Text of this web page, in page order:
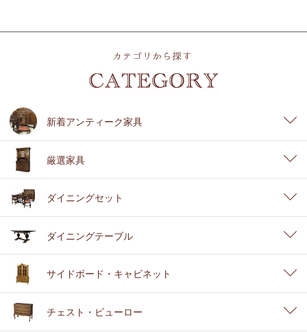
新着アンティーク家具
厳選家具
ダイニングセット
ダイニングテーブル
サイドボード・キャビネット
チェスト・ビューロー